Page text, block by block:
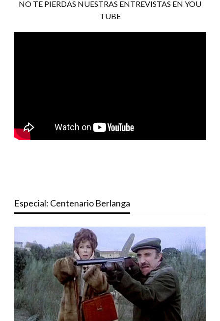
NO TE PIERDAS NUESTRAS ENTREVISTAS EN YOU
TUBE
Especial: Centenario Berlanga